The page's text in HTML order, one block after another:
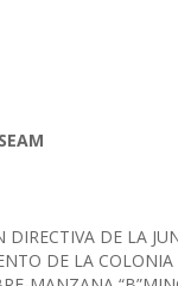
DIRECTIVA DE LA
DE LA